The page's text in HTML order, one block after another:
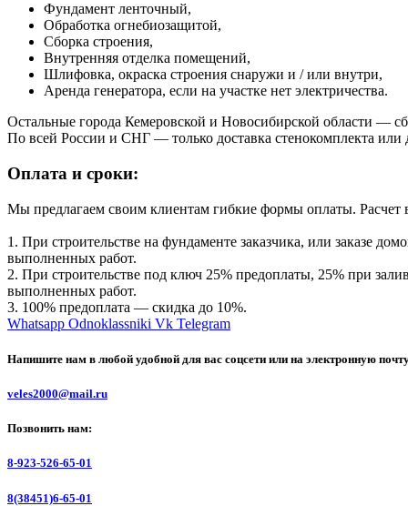
Фундамент ленточный,
Обработка огнебиозащитой,
Сборка строения,
Внутренняя отделка помещений,
Шлифовка, окраска строения снаружи и / или внутри,
Аренда генератора, если на участке нет электричества.
Остальные города Кемеровской и Новосибирской области —
По всей России и СНГ — только доставка стенокомплекта или
Оплата и сроки:
Мы предлагаем своим клиентам гибкие формы оплаты.
1. При строительстве на фундаменте заказчика, или заказе
выполненных работ.
2. При строительстве под ключ 25% предоплаты, 25% при
выполненных работ.
3. 100% предоплата — скидка до 10%.
Whatsapp Odnoklassniki Vk Telegram
Напишите нам в любой удобной для вас соцсети или на электронную
veles2000@mail.ru
Позвонить нам:
8-923-526-65-01
8(38451)6-65-01